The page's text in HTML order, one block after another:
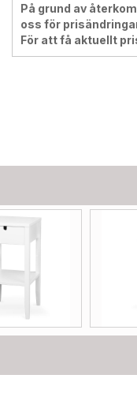
På grund av
oss för
För att få aktuellt